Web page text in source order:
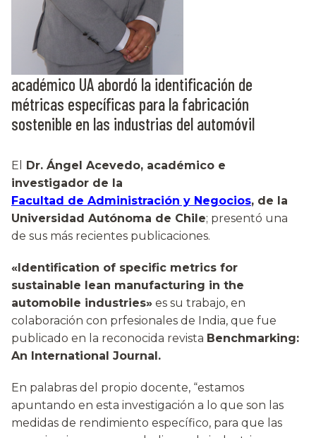
académico UA abordó la identificación de
métricas específicas para la fabricación
sostenible en las industrias del automóvil
El
Dr. Ángel Acevedo, académico e
investigador de la
Facultad de Administración y Negocios, de la
Universidad Autónoma de Chile; presentó una
de sus más recientes publicaciones.
«Identification of specific metrics for
sustainable lean manufacturing in the
automobile industries» es su trabajo, en
colaboración con prfesionales de India, que fue
publicado en la reconocida revista Benchmarking:
An International Journal.
En palabras del propio docente, “estamos
apuntando en esta investigación a lo que son las
medidas de rendimiento específico, para que las